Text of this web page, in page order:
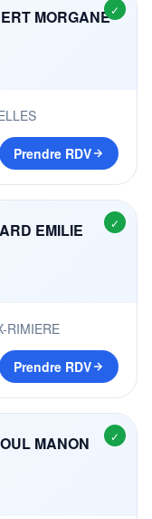
✓
MORGANE
Prendre RDV
✓
EMILIE
RIMIERE
Prendre RDV
✓
MANON